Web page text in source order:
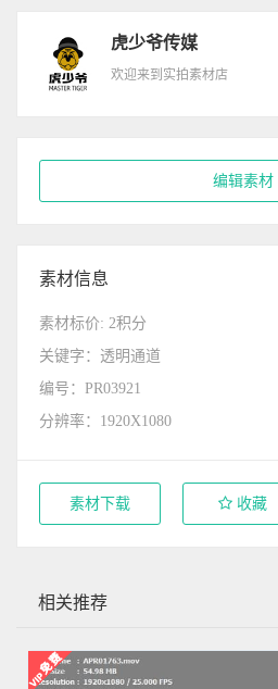
虎少爷传媒
欢迎来到实拍素材店
编辑素材
素材信息
素材标价: 2积分
关键字：透明通道
编号：PR03921
分辨率：1920X1080
素材下载 收藏
相关推荐